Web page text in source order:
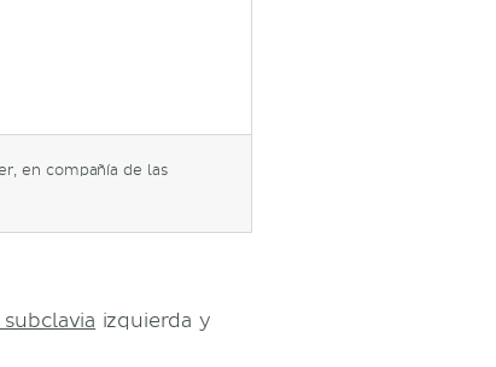
en compañía de las
izquierda y